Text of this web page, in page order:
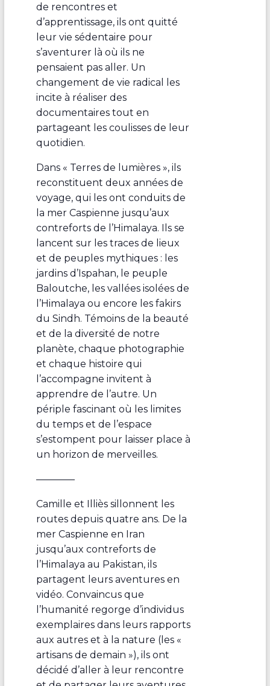
de rencontres et
d’apprentissage, ils ont quitté
leur vie sédentaire pour
s’aventurer là où ils ne
pensaient pas aller. Un
changement de vie radical les
incite à réaliser des
documentaires tout en
partageant les coulisses de leur
quotidien.
Dans « Terres de lumières », ils
reconstituent deux années de
voyage, qui les ont conduits de
la mer Caspienne jusqu’aux
contreforts de l’Himalaya. Ils se
lancent sur les traces de lieux
et de peuples mythiques : les
jardins d’Ispahan, le peuple
Baloutche, les vallées isolées de
l’Himalaya ou encore les fakirs
du Sindh. Témoins de la beauté
et de la diversité de notre
planète, chaque photographie
et chaque histoire qui
l’accompagne invitent à
apprendre de l’autre. Un
périple fascinant où les limites
du temps et de l’espace
s’estompent pour laisser place à
un horizon de merveilles.
————
Camille et Illiès sillonnent les
routes depuis quatre ans. De la
mer Caspienne en Iran
jusqu’aux contreforts de
l’Himalaya au Pakistan, ils
partagent leurs aventures en
vidéo. Convaincus que
l’humanité regorge d’individus
exemplaires dans leurs rapports
aux autres et à la nature (les «
artisans de demain »), ils ont
décidé d’aller à leur rencontre